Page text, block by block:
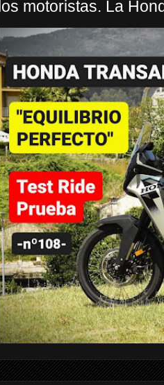
los motoristas. La